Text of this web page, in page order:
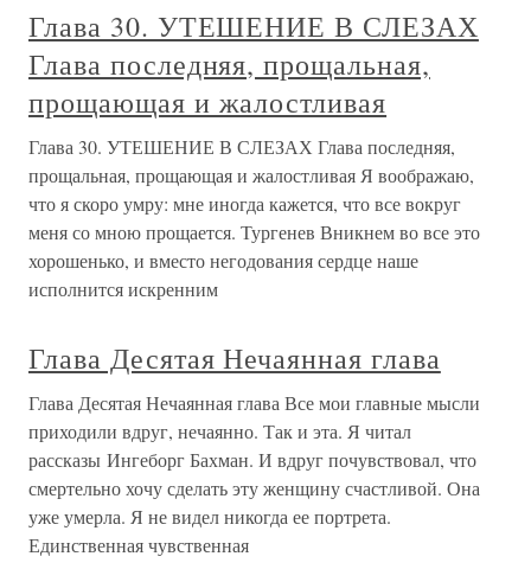
Глава 30. УТЕШЕНИЕ В СЛЕЗАХ
Глава последняя, прощальная,
прощающая и жалостливая
Глава 30. УТЕШЕНИЕ В СЛЕЗАХ Глава последняя,
прощальная, прощающая и жалостливая Я воображаю,
что я скоро умру: мне иногда кажется, что все вокруг
меня со мною прощается. Тургенев Вникнем во все это
хорошенько, и вместо негодования сердце наше
исполнится искренним
Глава Десятая Нечаянная глава
Глава Десятая Нечаянная глава Все мои главные мысли
приходили вдруг, нечаянно. Так и эта. Я читал
рассказы Ингеборг Бахман. И вдруг почувствовал, что
смертельно хочу сделать эту женщину счастливой. Она
уже умерла. Я не видел никогда ее портрета.
Единственная чувственная